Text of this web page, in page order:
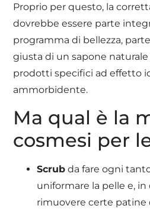
Proprio per questo, la
dovrebbe essere parte
programma di bellezza,
giusta di un sapone
prodotti specifici ad effetto
ammorbidente.
Ma qual è la
cosmesi per
Scrub da fare ogni
uniformare la pelle e,
rimuovere certe patine